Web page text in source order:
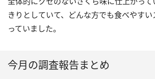
きりとしていて、どんな方でも食べやす
っていました。
今月の調査報告まとめ